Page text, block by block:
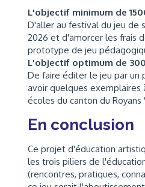
L'objectif minimum de
D'aller au festival du jeu de
2026 et d'amorcer les frais
prototype de jeu
L'objectif optimum de
De faire éditer le jeu par un
avoir quelques exemplaires
écoles du canton du Royans
En conclusion
Ce projet d'éducation
les trois piliers de
(rencontres, pratiques,